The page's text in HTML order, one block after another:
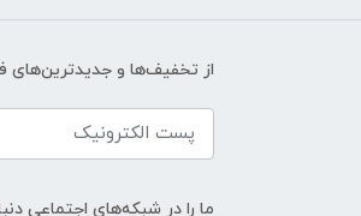
از تخفیف‌ها و جدیدترین‌های
ما را در شبکه‌های اجتماعی